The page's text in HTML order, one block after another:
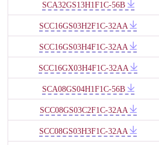
SCA32GS13H1F1C-56B
SCC16GS03H2F1C-32AA
SCC16GS03H4F1C-32AA
SCC16GX03H4F1C-32AA
SCA08GS04H1F1C-56B
SCC08GS03C2F1C-32AA
SCC08GS03H3F1C-32AA